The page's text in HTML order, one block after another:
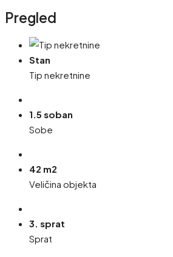
Pregled
Stan
Tip nekretnine
1.5 soban
Sobe
42 m2
Veličina objekta
3. sprat
Sprat